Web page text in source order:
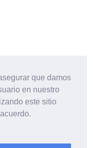
que damos
en nuestro
este sitio